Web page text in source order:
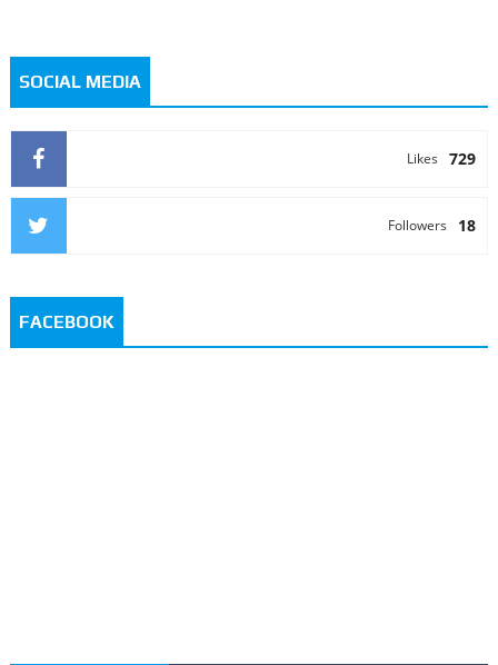
SOCIAL MEDIA
729
Likes
18
Followers
FACEBOOK